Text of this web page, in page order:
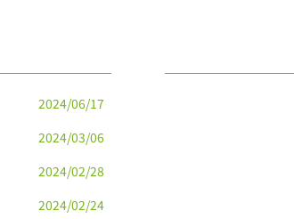
2024/06/17
2024/03/06
2024/02/28
2024/02/24